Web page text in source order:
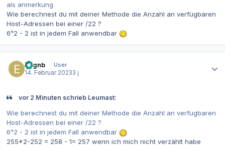
als anmerkung
Wie berechnest du mit deiner Methode die Anzahl an verfügbaren
Host-Adressen bei einer /22 ?
6^2 - 2 ist in jedem Fall anwendbar
evgnb
User
14. Februar 20233 j
vor 2 Minuten schrieb Leumast:
Wie berechnest du mit deiner Methode die Anzahl an verfügbaren
Host-Adressen bei einer /22 ?
6^2 - 2 ist in jedem Fall anwendbar
255*2-252 = 258 - 1= 257 wenn ich mich nicht verzählt habe